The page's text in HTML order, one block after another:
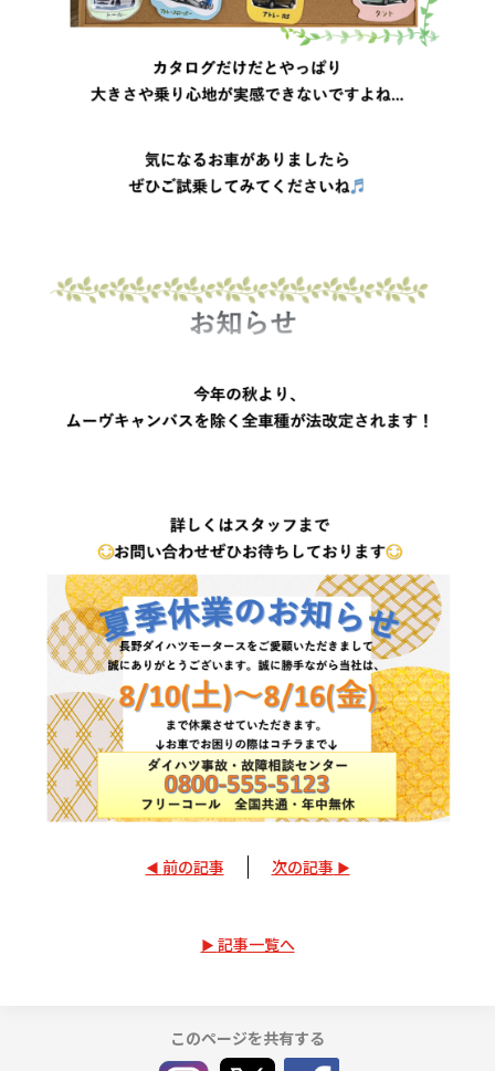
前の記事 次の記事
記事一覧へ
このページを共有する